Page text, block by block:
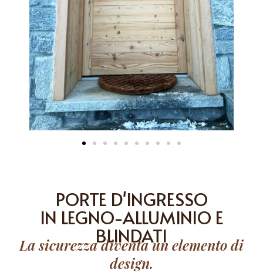
PORTE D'INGRESSO
IN LEGNO-ALLUMINIO E
BLINDATI
La sicurezza diventa un elemento di
design.